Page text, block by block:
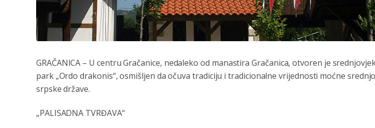
GRAČANICA – U centru Gračanice, nedaleko od manastira Gračanica, otvoren je
park „Ordo drakonis“, osmišljen da očuva tradiciju i tradicionalne vrijednosti moćne
srpske države.
„PALISADNA TVRĐAVA“